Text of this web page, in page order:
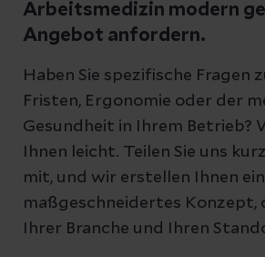
Arbeitsmedizin modern
Angebot anfordern.
Haben Sie spezifische Fragen
Fristen, Ergonomie oder der
Gesundheit in Ihrem Betrieb?
Ihnen leicht. Teilen Sie uns
mit, und wir erstellen Ihnen ein
maßgeschneidertes Konzept,
Ihrer Branche und Ihren